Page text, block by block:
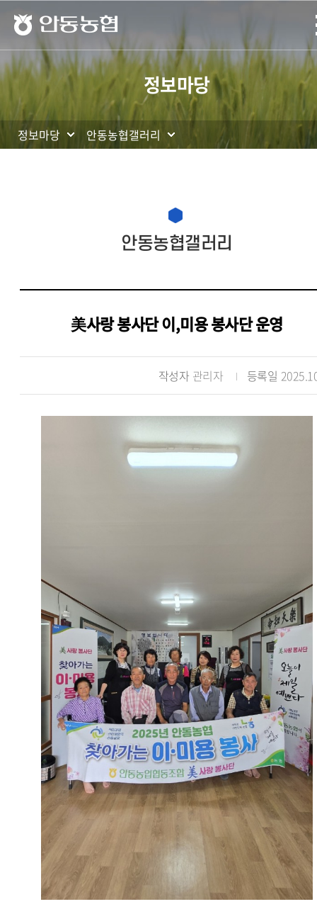
안동농협
정보마당
정보마당 안동농협갤러리
안동농협갤러리
美사랑 봉사단 이,미용 봉사단 운영
작성자 관리자 등록일